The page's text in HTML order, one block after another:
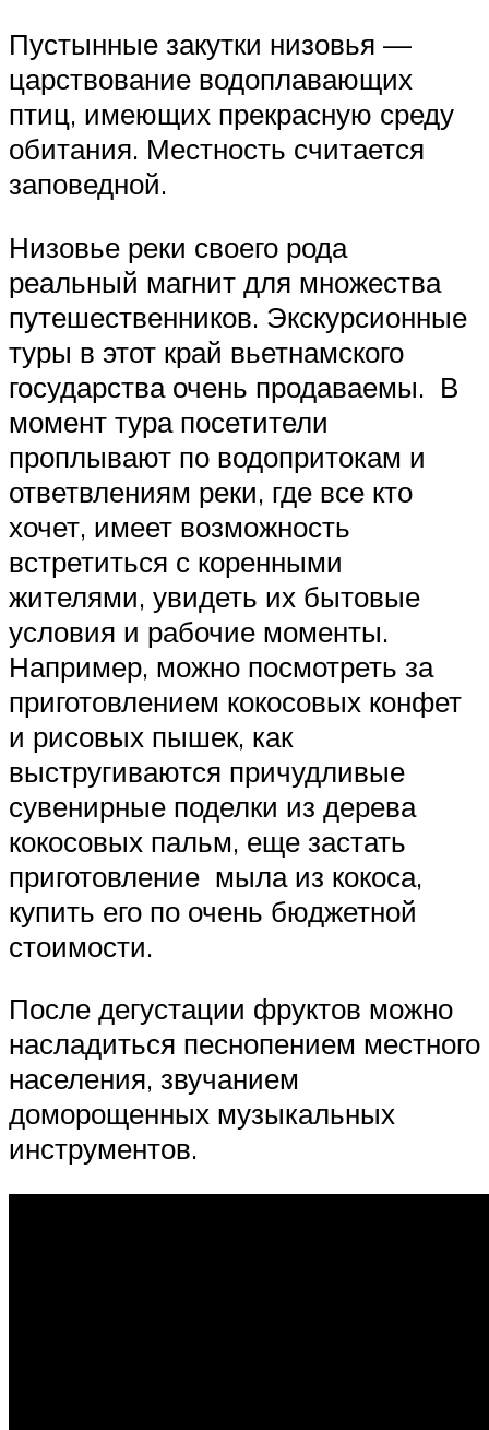
Пустынные закутки низовья —
царствование водоплавающих
птиц, имеющих прекрасную среду
обитания. Местность считается
заповедной.
Низовье реки своего рода
реальный магнит для множества
путешественников. Экскурсионные
туры в этот край вьетнамского
государства очень продаваемы. В
момент тура посетители
проплывают по водопритокам и
ответвлениям реки, где все кто
хочет, имеет возможность
встретиться с коренными
жителями, увидеть их бытовые
условия и рабочие моменты.
Например, можно посмотреть за
приготовлением кокосовых конфет
и рисовых пышек, как
выстругиваются причудливые
сувенирные поделки из дерева
кокосовых пальм, еще застать
приготовление мыла из кокоса,
купить его по очень бюджетной
стоимости.
После дегустации фруктов можно
насладиться песнопением местного
населения, звучанием
доморощенных музыкальных
инструментов.